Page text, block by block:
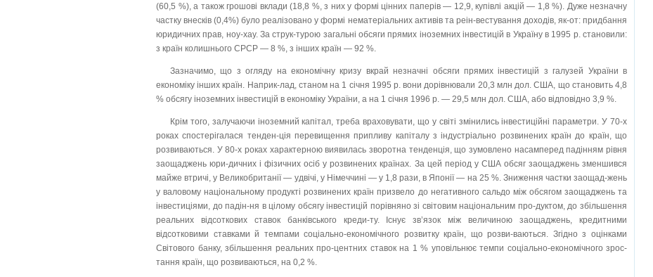
(60,5 %), а також грошові вклади (18,8 %, з них у формі цінних паперів — 12,9, купівлі акцій — 1,8 %). Дуже незначну
частку внесків (0,4%) було реалізовано у формі нематеріальних активів та реін-вестування доходів, як-от: придбання
юридичних прав, ноу-хау. За струк-турою загальні обсяги прямих іноземних інвестицій в Україну в 1995 р. становили:
з країн колишнього СРСР — 8 %, з інших країн — 92 %.
Зазначимо, що з огляду на економічну кризу вкрай незначні обсяги прямих інвестицій з галузей України в
економіку інших країн. Наприк-лад, станом на 1 січня 1995 р. вони дорівнювали 20,3 млн дол. США, що становить 4,8
% обсягу іноземних інвестицій в економіку України, а на 1 січня 1996 р. — 29,5 млн дол. США, або відповідно 3,9 %.
Крім того, залучаючи іноземний капітал, треба враховувати, що у світі змінились інвестиційні параметри. У 70-х
роках спостерігалася тенден-ція перевищення припливу капіталу з індустріально розвинених країн до країн, що
розвиваються. У 80-х роках характерною виявилась зворотна тенденція, що зумовлено насамперед падінням рівня
заощаджень юри-дичних і фізичних осіб у розвинених країнах. За цей період у США обсяг заощаджень зменшився
майже втричі, у Великобританії — удвічі, у Німеччині — у 1,8 рази, в Японії — на 25 %. Зниження частки заощад-жень
у валовому національному продукті розвинених країн призвело до негативного сальдо між обсягом заощаджень та
інвестиціями, до падін-ня в цілому обсягу інвестицій порівняно зі світовим національним про-дуктом, до збільшення
реальних відсоткових ставок банківського креди-ту. Існує зв’язок між величиною заощаджень, кредитними
відсотковими ставками й темпами соціально-економічного розвитку країн, що розви-ваються. Згідно з оцінками
Світового банку, збільшення реальних про-центних ставок на 1 % уповільнює темпи соціально-економічного зрос-
тання країн, що розвиваються, на 0,2 %.